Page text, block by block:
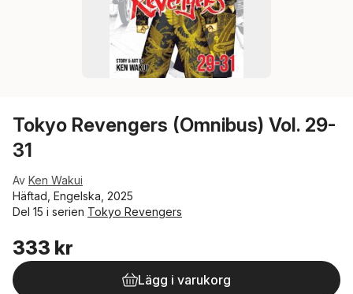
Tokyo Revengers (Omnibus) Vol. 29-
31
Av Ken Wakui
Häftad, Engelska, 2025
Del 15 i serien Tokyo Revengers
333 kr
Lägg i varukorg